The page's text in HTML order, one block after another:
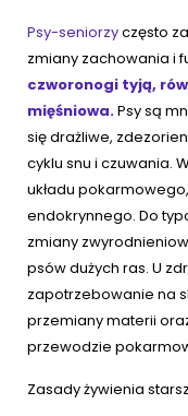
Psy-seniorzyczęsto
zmiany zachowania i
czworonogi tyją,
mięśniowa.Psy są
się drażliwe,
cyklu snu i czuwania.
układu
endokrynnego. Do
zmiany
psów dużych ras. U
zapotrzebowanie na
przemiany materii
przewodzie
Zasady żywienia